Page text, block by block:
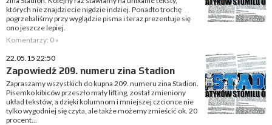
których nie znajdziecie nigdzie indziej. Ponadto trochę
pogrzebaliśmy przy wyglądzie pisma i teraz prezentuje się
ono jeszcze lepiej.
Komentarzy: 0 »
22.05.15 22:50
Zapowiedź 209. numeru zina Stadion
Zapraszamy wszystkich do kupna 209. numeru zina Stadion.
Pisemko kibiców przeszło mały lifting, został zmieniony
układ tekstów, a dzięki kolumnom i mniejszej czcionce nie
tylko wygodniej się czyta, ale także możemy zmieścić ok. 20
procent...